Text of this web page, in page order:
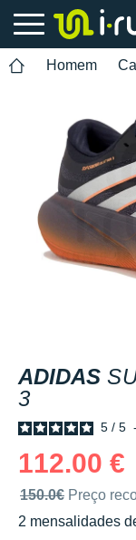
Homem
ADIDAS
3
5 / 5 -
112.00 €
Preço de venda
150.0€ Preço
2 mensalidades
sem custos